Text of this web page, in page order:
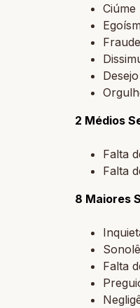
Ciúme
2 Médios
Falta
Falta
8 Maiores
Falta